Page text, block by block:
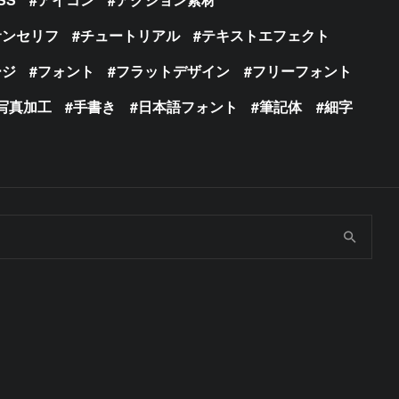
セリフ チュートリアル
テキストエフェクト
フォント フラットデザイン
フリーフォント
真加工 手書き 日本語フォント 筆記体
細字